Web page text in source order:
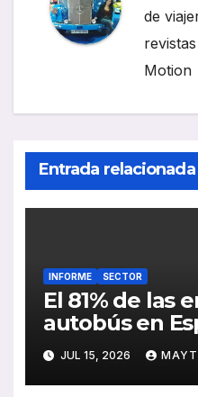
de
Motion
Entrada relacionada
INFORME SECTOR
El 81% de las
autobús en
serias
encontrar
JUL 15, 2026